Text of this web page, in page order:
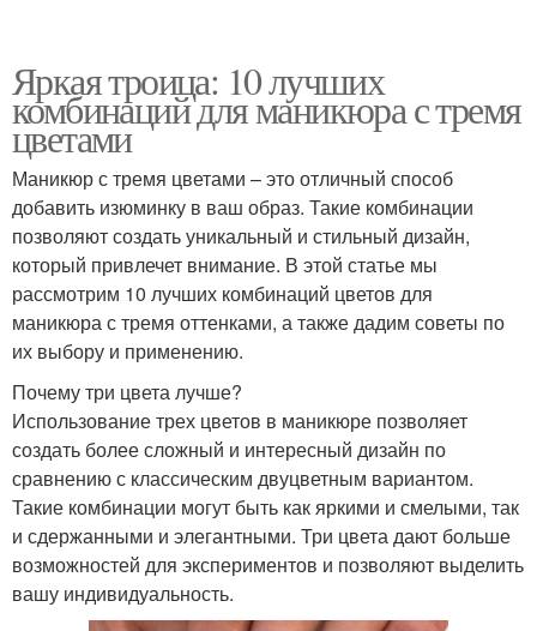
Яркая троица: 10 лучших
комбинаций для маникюра с тремя
цветами
Маникюр с тремя цветами – это отличный способ
добавить изюминку в ваш образ. Такие комбинации
позволяют создать уникальный и стильный дизайн,
который привлечет внимание. В этой статье мы
рассмотрим 10 лучших комбинаций цветов для
маникюра с тремя оттенками, а также дадим советы по
их выбору и применению.
Почему три цвета лучше?
Использование трех цветов в маникюре позволяет
создать более сложный и интересный дизайн по
сравнению с классическим двуцветным вариантом.
Такие комбинации могут быть как яркими и смелыми, так
и сдержанными и элегантными. Три цвета дают больше
возможностей для экспериментов и позволяют выделить
вашу индивидуальность.